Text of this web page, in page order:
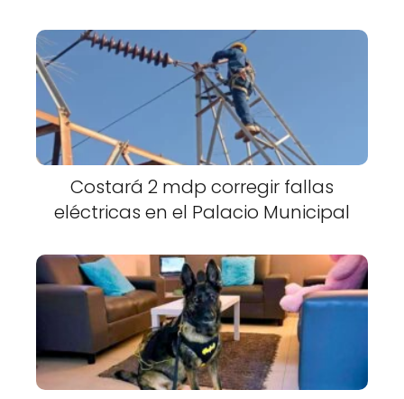
Costará 2 mdp corregir fallas
eléctricas en el Palacio Municipal